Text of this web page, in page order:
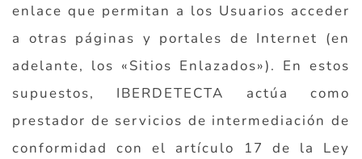
enlace que permitan a los Usuarios acceder
a otras páginas y portales de Internet (en
adelante, los «Sitios Enlazados»). En estos
supuestos, IBERDETECTA actúa como
prestador de servicios de intermediación de
conformidad con el artículo 17 de la Ley